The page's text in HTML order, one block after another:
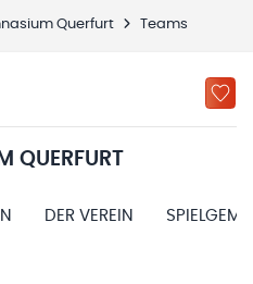
Querfurt Teams
QUERFURT
DER VEREIN